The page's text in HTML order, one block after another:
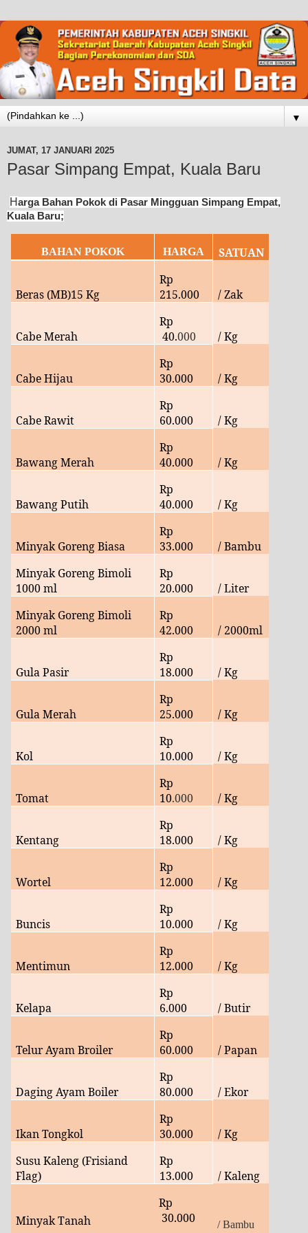
▼
JUMAT, 17 JANUARI 2025
Pasar Simpang Empat, Kuala Baru
Harga Bahan Pokok di Pasar Mingguan Simpang Empat,
Kuala Baru;
BAHAN POKOK HARGA SATUAN
Beras (MB)15 Kg
Rp
215.000 / Zak
Cabe Merah
Rp
40.000 / Kg
Cabe Hijau
Rp
30.000
/ Kg
Cabe Rawit
Rp
60.000 / Kg
Bawang Merah
Rp
40.000 / Kg
Bawang Putih
Rp
40.000
/ Kg
Minyak Goreng Biasa
Rp
33.000
/ Bambu
Minyak Goreng Bimoli
1000 ml
Rp
20.000
/ Liter
Minyak Goreng Bimoli
2000 ml
Rp
42.000
/ 2000ml
Gula Pasir
Rp
18.000 / Kg
Gula Merah
Rp
25.000 / Kg
Kol
Rp
10.000 / Kg
Tomat
Rp
10.000 / Kg
Kentang
Rp
18.000 / Kg
Wortel
Rp
12.000
/ Kg
Buncis
Rp
10.000
/ Kg
Mentimun
Rp
12.000
/ Kg
Kelapa
Rp
6.000 / Butir
Telur Ayam Broiler
Rp
60.000 / Papan
Daging Ayam Boiler
Rp
80.000 / Ekor
Ikan Tongkol
Rp
30.000
/ Kg
Susu Kaleng (Frisiand
Flag)
Rp
13.000 / Kaleng
Minyak Tanah
Rp
30.000 / Bambu